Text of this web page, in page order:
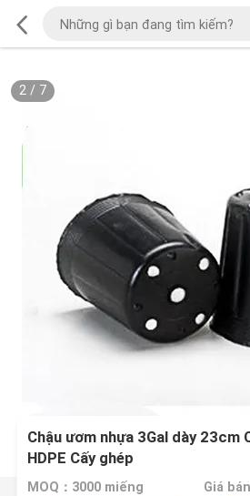
2/ 7
Chậu ươm nhựa 3Gal dày 23cm
HDPE Cấy ghép
MOQ：3000 miếng